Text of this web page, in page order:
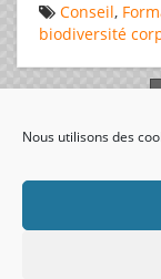
Nous utilisons des
Conseil,
biodiversité
visiteurs